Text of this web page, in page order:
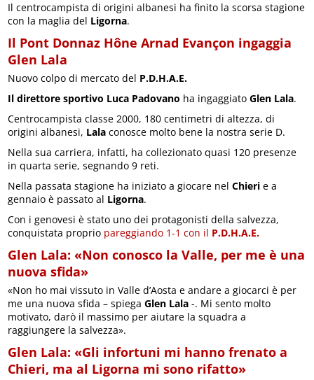
Il centrocampista di origini albanesi ha finito la scorsa stagione
con la maglia del Ligorna.
Il Pont Donnaz Hône Arnad Evançon ingaggia
Glen Lala
Nuovo colpo di mercato del P.D.H.A.E.
Il direttore sportivo Luca Padovano ha ingaggiatoGlen Lala.
Centrocampista classe 2000, 180 centimetri di altezza, di
origini albanesi, Lala conosce molto bene la nostra serie D.
Nella sua carriera, infatti, ha collezionato quasi 120 presenze
in quarta serie, segnando 9 reti.
Nella passata stagione ha iniziato a giocare nelChieri e a
gennaio è passato al Ligorna.
Con i genovesi è stato uno dei protagonisti della salvezza,
conquistata proprio pareggiando 1-1 con il P.D.H.A.E.
Glen Lala: «Non conosco la Valle, per me è una
nuova sfida»
«Non ho mai vissuto in Valle d’Aosta e andare a giocarci è per
me una nuova sfida – spiegaGlen Lala -. Mi sento molto
motivato, darò il massimo per aiutare la squadra a
raggiungere la salvezza».
Glen Lala: «Gli infortuni mi hanno frenato a
Chieri, ma al Ligorna mi sono rifatto»